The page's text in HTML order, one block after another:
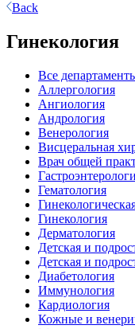
Back
Гинекология
Все
Аллергология
Ангиология
Андрология
Венерология
Висцеральная
Врач общей
Гематология
Гинекология
Дерматология
Детская и
Детская и
Диабетология
Иммунология
Кардиология
Кожные и